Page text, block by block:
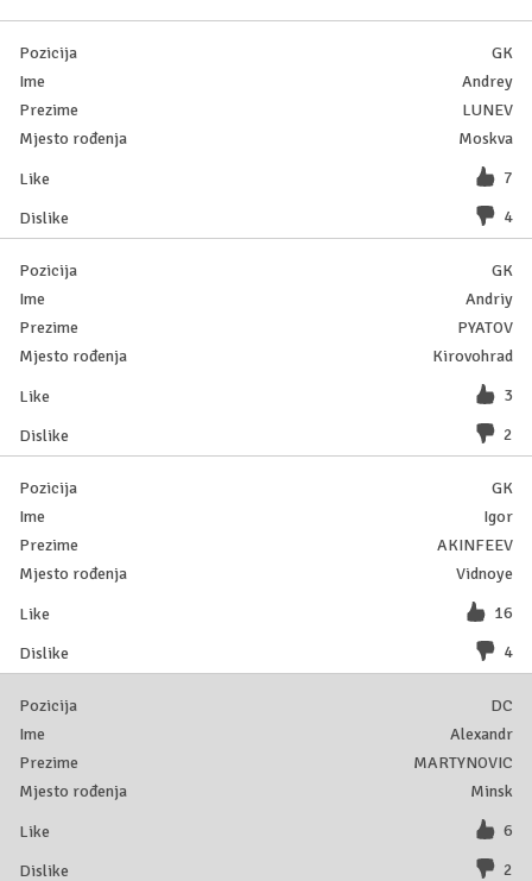
GK
Andrey
LUNEV
Moskva
7
4
GK
Andriy
PYATOV
Kirovohrad
3
2
GK
Igor
AKINFEEV
Vidnoye
16
4
DC
Alexandr
MARTYNOVIC
Minsk
6
2